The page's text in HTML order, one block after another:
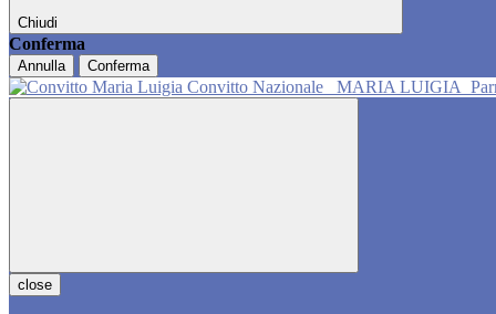
Chiudi
Conferma
Annulla Conferma
Convitto Nazionale MARIA LUIGIA
close